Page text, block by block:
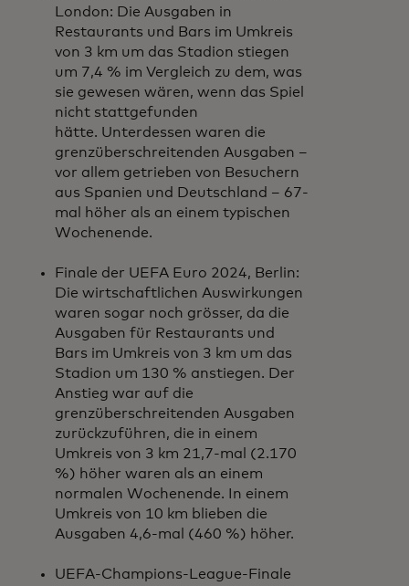
London: Die Ausgaben in
Restaurants und Bars im Umkreis
von 3 km um das Stadion stiegen
um 7,4 % im Vergleich zu dem, was
sie gewesen wären, wenn das Spiel
nicht stattgefunden
hätte. Unterdessen waren die
grenzüberschreitenden Ausgaben –
vor allem getrieben von Besuchern
aus Spanien und Deutschland – 67-
mal höher als an einem typischen
Wochenende.
Finale der UEFA Euro 2024, Berlin:
Die wirtschaftlichen Auswirkungen
waren sogar noch grösser, da die
Ausgaben für Restaurants und
Bars im Umkreis von 3 km um das
Stadion um 130 % anstiegen. Der
Anstieg war auf die
grenzüberschreitenden Ausgaben
zurückzuführen, die in einem
Umkreis von 3 km 21,7-mal (2.170
%) höher waren als an einem
normalen Wochenende. In einem
Umkreis von 10 km blieben die
Ausgaben 4,6-mal (460 %) höher.
UEFA-Champions-League-Finale